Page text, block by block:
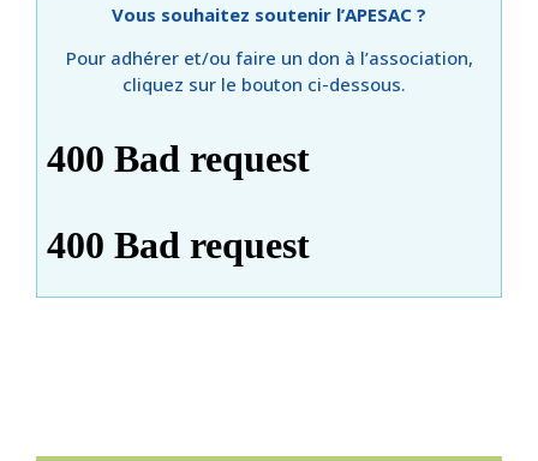
Vous souhaitez soutenir l’APESAC ?
Pour adhérer et/ou faire un don à l’association,
cliquez sur le bouton ci-dessous.